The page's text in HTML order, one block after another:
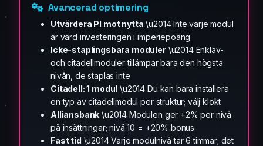
Avancerad optimering
Utvärdera PI mot nytta \u2014 Inte varje modul
är värd investeringen i imperiepoäng
Icke-staplingsbara moduler\u2014 Enklav-
och citadellmoduler tillämpar bara den högsta
nivån, de staplas inte
Citadell: 1 modul \u2014 Du kan bara installera
en typ av citadellmodul per struktur; välj klokt
Alliansbank \u2014 Modulen ger +2% per nivå
på insättningar; nivå 10 = +20% bonus
Fast tid \u2014 Varje modulnivå tar 6 timmar; det